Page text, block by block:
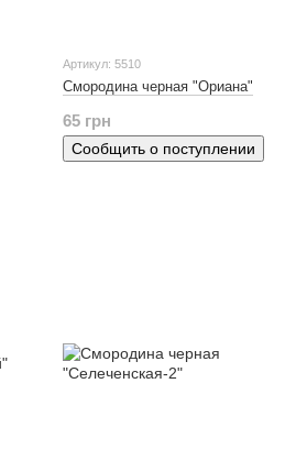
Артикул: 5510
Смородина черная "Ориана"
65 грн
Сообщить о поступлении